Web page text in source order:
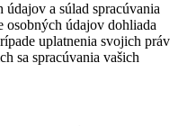
údajov a súlad spracúvania
osobných údajov dohliada
uplatnenia svojich práv
sa spracúvania vašich